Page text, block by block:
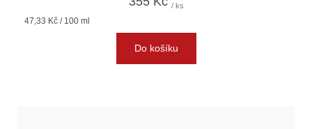
/ ks
Měrná
47,33 Kč / 100 ml
Do košíku